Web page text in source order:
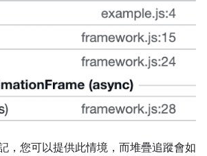
，您可以提供此情境，而堆疊追蹤會如